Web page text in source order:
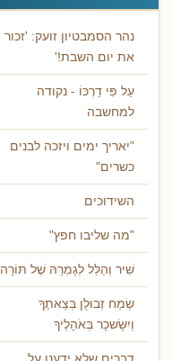
נהר הסמבטיון זועק: 'זכור
את יום השבת!'
עַל פִּי דַרְכּוֹ - נקודה
למחשבה
"יאריך ימים ויזכה לבנים
כשרים"
השידוכים
"מה שליבו חפץ"
שִׁיר וְהַלֵּל לְגָמְרָהּ שֶׁל תּוֹרָה
שְׂמַח זְבוּלֻן בְּצֵאתֶךָ
וְיִשָּׂשכָר בְּאֹהָלֶיךָ